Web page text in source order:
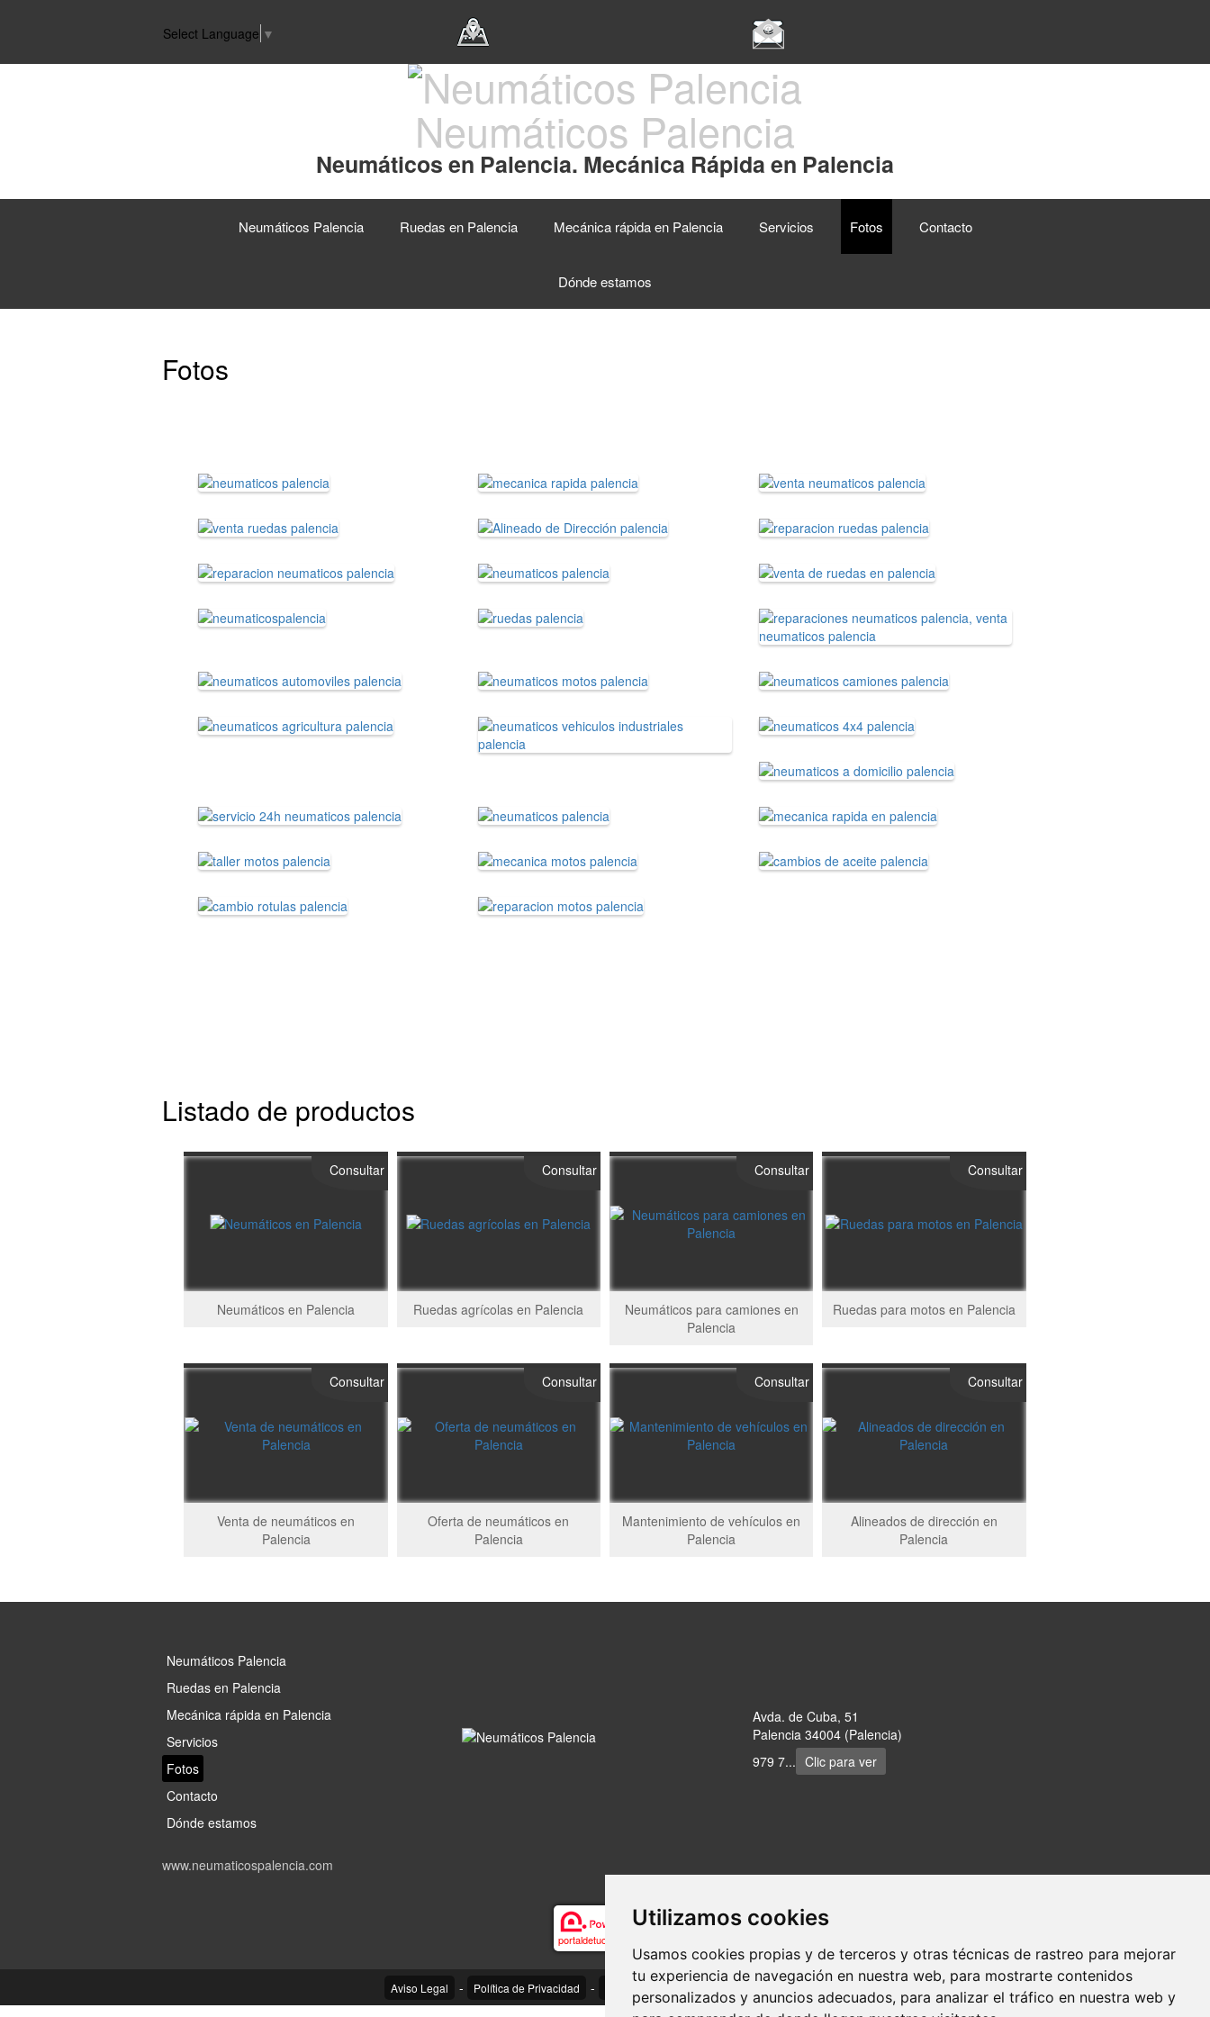
Utilizamos cookies
Usamos cookies propias y de terceros y otras técnicas de rastreo para mejorar
tu experiencia de navegación en nuestra web, para mostrarte contenidos
personalizados y anuncios adecuados, para analizar el tráfico en nuestra web y
Select Language ▼
Neumáticos Palencia
Neumáticos en Palencia. Mecánica Rápida en Palencia
Neumáticos Palencia Ruedas en Palencia Mecánica rápida en Palencia Servicios Fotos Contacto
Dónde estamos
Fotos
Listado de productos
Consultar
Neumáticos en Palencia
Consultar
Ruedas agrícolas en Palencia
Consultar
Neumáticos para camiones en
Palencia
Consultar
Ruedas para motos en Palencia
Consultar
Venta de neumáticos en
Palencia
Consultar
Oferta de neumáticos en
Palencia
Consultar
Mantenimiento de vehículos en
Palencia
Consultar
Alineados de dirección en
Palencia
Neumáticos Palencia
Ruedas en Palencia
Mecánica rápida en Palencia
Servicios
Fotos
Contacto
Dónde estamos
Avda. de Cuba, 51
Palencia 34004 (Palencia)
979 7... Clic para ver
www.neumaticospalencia.com
portaldetuciudad.com
Aviso Legal - Política de Privacidad - Política de Cookies - Control de Cookies